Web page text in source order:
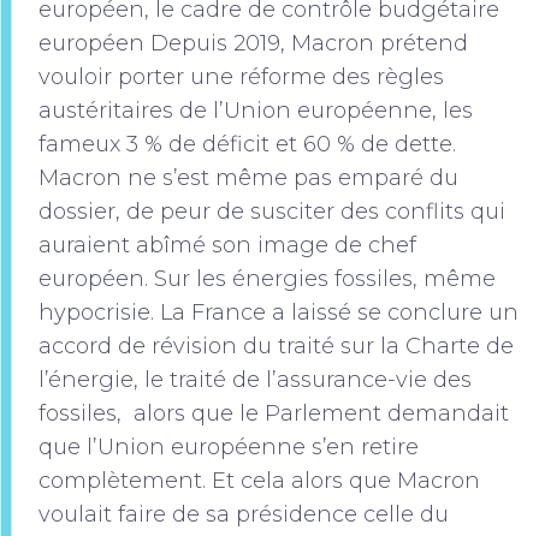
européen, le cadre de contrôle budgétaire
européen Depuis 2019, Macron prétend
vouloir porter une réforme des règles
austéritaires de l’Union européenne, les
fameux 3 % de déficit et 60 % de dette.
Macron ne s’est même pas emparé du
dossier, de peur de susciter des conflits qui
auraient abîmé son image de chef
européen. Sur les énergies fossiles, même
hypocrisie. La France a laissé se conclure un
accord de révision du traité sur la Charte de
l’énergie, le traité de l’assurance-vie des
fossiles, alors que le Parlement demandait
que l’Union européenne s’en retire
complètement. Et cela alors que Macron
voulait faire de sa présidence celle du